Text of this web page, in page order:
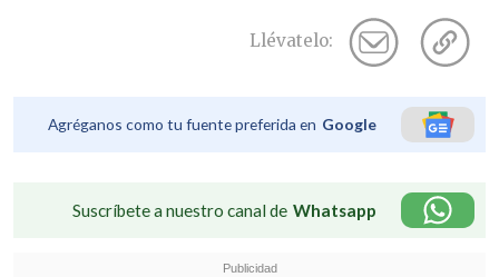
Llévatelo:
Agréganos como tu fuente preferida en Google
Suscríbete a nuestro canal de Whatsapp